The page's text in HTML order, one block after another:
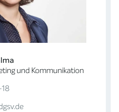
und Kommunikation